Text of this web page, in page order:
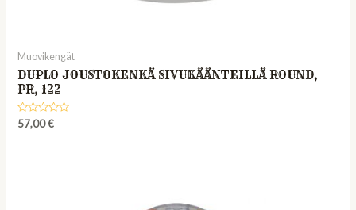
Muovikengät
DUPLO JOUSTOKENKÄ SIVUKÄÄNTEILLÄ ROUND,
PR, 122
Rated
0
57,00€